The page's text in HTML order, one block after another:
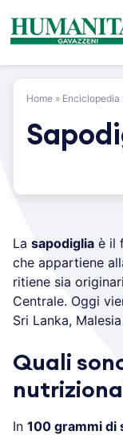
content
Home » Enciclopedia
La sapodiglia è il
che appartiene
ritiene sia
Centrale. Oggi
Sri Lanka,
Quali
In 100 grammi di